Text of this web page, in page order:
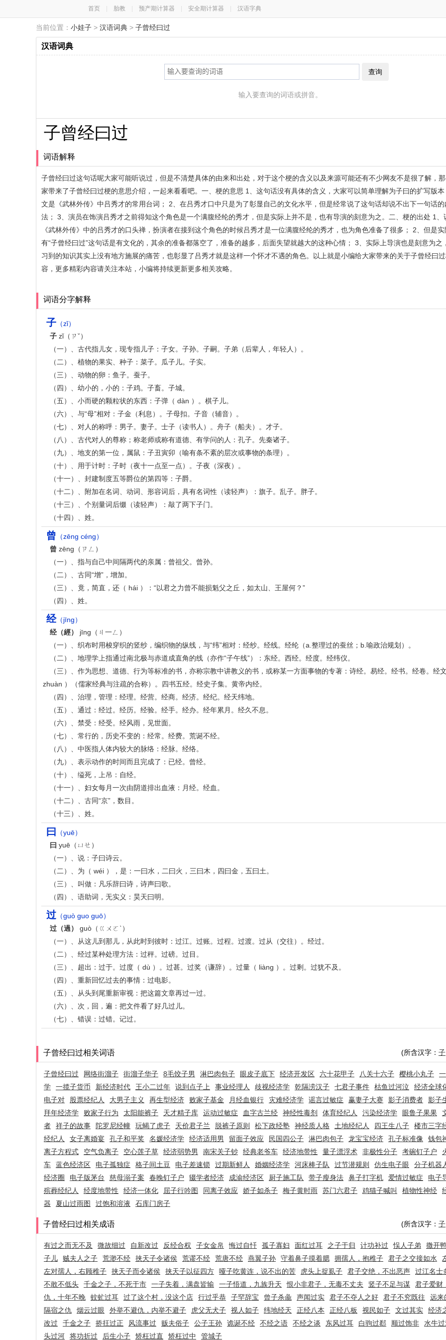
首页 胎教 预产期计算器 安全期计算器 汉语字典
当前位置： 小娃子 > 汉语词典 > 子曾经曰过
汉语词典
查询
输入要查询的词语或拼音。
子曾经曰过
词语解释
子曾经曰过这句话呢大家可能听说过，但是不清楚具体的由来和出处，对于这个梗的含义以及来源可能还有不少网友不是很了解，
家带来了子曾经曰过梗的意思介绍，一起来看看吧。一、梗的意思 1、这句话没有具体的含义，大家可以简单理解为子曰的扩写版
文是《武林外传》中吕秀才的常用台词； 2、在吕秀才口中只是为了彰显自己的文化水平，但是经常说了这句话却说不出下一句话
法； 3、演员在饰演吕秀才之前得知这个角色是一个满腹经纶的秀才，但是实际上并不是，也有导演的刻意为之。二、梗的出处 1、
《武林外传》中的吕秀才的口头禅，扮演者在接到这个角色的时候吕秀才是一位满腹经纶的秀才，也为角色准备了很多； 2、但是
有“子曾经曰过”这句话是有文化的，其余的准备都落空了，准备的越多，后面失望就越大的这种心情； 3、实际上导演也是刻意为之
习到的知识其实上没有地方施展的痛苦，也彰显了吕秀才就是这样一个怀才不遇的角色。以上就是小编给大家带来的关于子曾经曰
容，更多精彩内容请关注本站，小编将持续更新更多相关攻略。
词语分字解释
子 （zǐ）
子 zǐ（ㄗˇ）
（一）、古代指儿女，现专指儿子：子女。子孙。子嗣。子弟（后辈人，年轻人）。
（二）、植物的果实、种子：菜子。瓜子儿。子实。
（三）、动物的卵：鱼子。蚕子。
（四）、幼小的，小的：子鸡。子畜。子城。
（五）、小而硬的颗粒状的东西：子弹（ dàn ）。棋子儿。
（六）、与“母”相对：子金（利息）。子母扣。子音（辅音）。
（七）、对人的称呼：男子。妻子。士子（读书人）。舟子（船夫）。才子。
（八）、古代对人的尊称；称老师或称有道德、有学问的人：孔子。先秦诸子。
（九）、地支的第一位，属鼠：子丑寅卯（喻有条不紊的层次或事物的条理）。
（十）、用于计时：子时（夜十一点至一点）。子夜（深夜）。
（十一）、封建制度五等爵位的第四等：子爵。
（十二）、附加在名词、动词、形容词后，具有名词性（读轻声）：旗子。乱子。胖子。
（十三）、个别量词后缀（读轻声）：敲了两下子门。
（十四）、姓。
曾 （zēng céng）
曾 zēng（ㄗㄥ）
（一）、指与自己中间隔两代的亲属：曾祖父。曾孙。
（二）、古同“增”，增加。
（三）、竟，简直，还（ hái ）：“以君之力曾不能损魁父之丘，如太山、王屋何？”
（四）、姓。
经（jīng）
经（經）
jīng（ㄐ一ㄥ）
（一）、织布时用梭穿织的竖纱，编织物的纵线，与“纬”相对：经纱。经线。经纶（a.整理过的蚕丝；b.喻政治规划）。
（二）、地理学上指通过南北极与赤道成直角的线（亦作“子午线”）：东经。西经。经度。经纬仪。
（三）、作为思想、道德、行为等标准的书，亦称宗教中讲教义的书，或称某一方面事物的专著：诗经。易经。经书。经卷。经
zhuàn ）（儒家经典与注疏的合称）。四书五经。经史子集。黄帝内经。
（四）、治理，管理：经理。经营。经商。经济。经纪。经天纬地。
（五）、通过：经过。经历。经验。经手。经办。经年累月。经久不息。
（六）、禁受：经受。经风雨，见世面。
（七）、常行的，历史不变的：经常。经费。荒诞不经。
（八）、中医指人体内较大的脉络：经脉。经络。
（九）、表示动作的时间而且完成了：已经。曾经。
（十）、缢死，上吊：自经。
（十一）、妇女每月一次由阴道排出血液：月经。经血。
（十二）、古同“京”，数目。
（十三）、姓。
曰
（yuē）
曰 yuē（ㄩㄝ）
（一）、说：子曰诗云。
（二）、为（ wéi ），是：一曰水，二曰火，三曰木，四曰金，五曰土。
（三）、叫做：凡乐辞曰诗，诗声曰歌。
（四）、语助词，无实义：昊天曰明。
过 （guò guo guō）
过（過）
guò（ㄍㄨㄛˋ）
（一）、从这儿到那儿，从此时到彼时：过江。过账。过程。过渡。过从（交往）。经过。
（二）、经过某种处理方法：过秤。过磅。过目。
（三）、超出：过于。过度（ dù ）。过甚。过奖（谦辞）。过量（ liàng ）。过剩。过犹不及。
（四）、重新回忆过去的事情：过电影。
（五）、从头到尾重新审视：把这篇文章再过一过。
（六）、次，回，遍：把文件看了好几过儿。
（七）、错误：过错。记过。
子曾经曰过相关词语 (所含汉字： 子
子曾经曰过 网络街溜子 街溜子华子 8毛饺子男 淋巴肉包子 眼皮子底下 经济开发区 六十花甲子 八关十六子 樱桃小丸子
学
一揽子货币 新经济时代 王小二过年 说到点子上 事业经理人 歧视经济学 乾隔涝汉子 七君子事件 枯鱼过河泣 经济全球
电子对
股票经纪人 大男子主义 再生型经济 败家子基金 月经血银行 灾难经济学 谣言过敏症 赢妻子大赛 影子消费者 影子
拜年经济学
败家子行为 太阳能裤子 天才精子库 运动过敏症 血字古兰经 神经性毒剂 体育经纪人 污染经济学 眼鲁子果果
者
祥子的故事 陀罗尼经幢 玩蝎了虎子 天价君子兰 脱裤子原则 松下政经塾 神经质人格 土地经纪人 四王生八子 楼市三字
经纪人
女子离婚宴 孔子和平奖 名媛经济学 经济适用男 留面子效应 民国四公子 淋巴肉包子 龙宝宝经济 孔子标准像 钱包
离子方程式
空气负离子 空心莲子草 经济弱势男 南宋关子钞 经典老爷车 经济地带性 量子漂浮术 非极性分子 考碗钉子户
车
蓝色经济区 电子孤独症 格子间土豆 电子差速锁 过期新鲜人 婚姻经济学 河床棒子队 过节潜规则 仿生电子眼 分子机器
经济圈
电子版茅台 慈母溺子案 春晚钉子户 辍学者经济 成渝经济区 厨子施工队 带子瘦身法 鼻子打字机 爱情过敏症 电子
殡葬经纪人
经度地带性 经济一体化 屈子行吟图 同离子效应 娇子如杀子 梅子黄时雨 苏门六君子 鸡猫子喊叫 植物性神经
器
夏山过雨图 过饱和溶液 石库门房子
子曾经曰过相关成语 (所含汉字： 子
有过之而无不及 微故细过 自新改过 反经合权 子女金帛 悔过自忏 孤子寡妇 面红过耳 之子于归 计功补过 悮人子弟 撒开
子儿
贼夫人之子 荒渺不经 挟天子令诸侯 荒谬不经 荒唐不经 燕翼子孙 守着鼻子摸着腮 拥孺人，抱稚子 君子之交接如水
左对孺人，右顾稚子
挟天子而令诸侯 挟天子以征四方 哑子吃黄连，说不出的苦 虎头上捉虱子 君子交绝，不出恶声 过江名士
不敢不低头
千金之子，不死于市 一子失着，满盘皆输 一子悟道，九族升天 恨小非君子，无毒不丈夫 竖子不足与谋 君子爱财
仇，十年不晚
蚊虻过耳 过了这个村，没这个店 行过乎恭 子罕辞宝 曾子杀彘 声闻过实 君子不夺人之好 君子不究既往 远来
隔宿之仇
烟云过眼 外举不避仇，内举不避子 虎父无犬子 视人如子 纬地经天 正经八本 正经八板 视民如子 文过其实 经济
改过
千金之子 挢抂过正 风流事过 贩夫俗子 公子王孙 诡诞不经 不经之语 不经之谈 东风过耳 白驹过郄 顺过饰非 水牛
头过河
将功折过 后生小子 矫枉过直 矫枉过中 管城子